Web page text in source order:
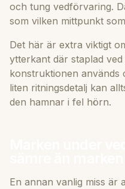
och tung vedförvaring.
som vilken mittpunkt
Det här är extra viktigt
ytterkant där staplad
konstruktionen används
liten ritningsdetalj kan
den hamnar i fel hörn.
En annan vanlig miss är